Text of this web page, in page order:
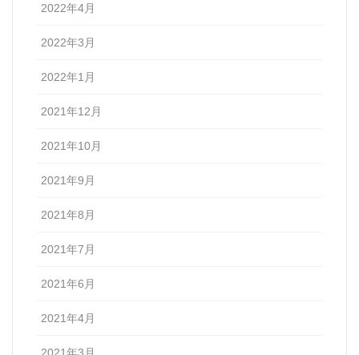
2022年4月
2022年3月
2022年1月
2021年12月
2021年10月
2021年9月
2021年8月
2021年7月
2021年6月
2021年4月
2021年3月